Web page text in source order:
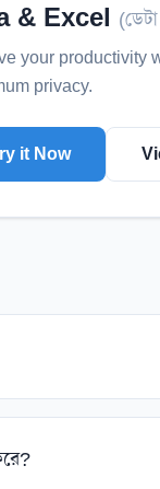
& Excel (
your productivity
privacy.
it Now